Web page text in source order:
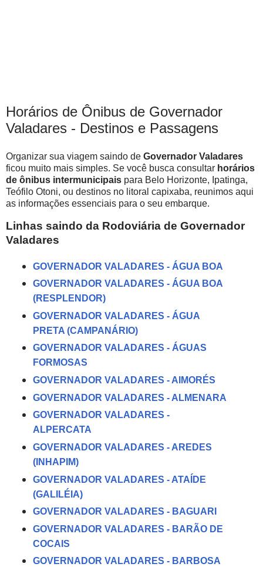
Horários de Ônibus de Governador
Valadares - Destinos e Passagens
Organizar sua viagem saindo de Governador Valadares
ficou muito mais simples. Se você busca consultar horários
de ônibus intermunicipais para Belo Horizonte, Ipatinga,
Teófilo Otoni, ou destinos no litoral capixaba, reunimos aqui
as informações essenciais para o seu embarque.
Linhas saindo da Rodoviária de Governador
Valadares
GOVERNADOR VALADARES - ÁGUA BOA
GOVERNADOR VALADARES - ÁGUA BOA
(RESPLENDOR)
GOVERNADOR VALADARES - ÁGUA
PRETA (CAMPANÁRIO)
GOVERNADOR VALADARES - ÁGUAS
FORMOSAS
GOVERNADOR VALADARES - AIMORÉS
GOVERNADOR VALADARES - ALMENARA
GOVERNADOR VALADARES -
ALPERCATA
GOVERNADOR VALADARES - AREDES
(INHAPIM)
GOVERNADOR VALADARES - ATAÍDE
(GALILÉIA)
GOVERNADOR VALADARES - BAGUARI
GOVERNADOR VALADARES - BARÃO DE
COCAIS
GOVERNADOR VALADARES - BARBOSA